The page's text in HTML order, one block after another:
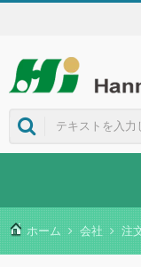
ホーム 会社 注